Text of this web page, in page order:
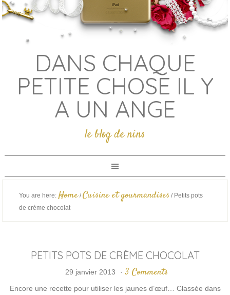
DANS CHAQUE
PETITE CHOSE IL Y
A UN ANGE
le blog de nins
You are here: Home / Cuisine et gourmandises /Petits pots
de crème chocolat
PETITS POTS DE CRÈME CHOCOLAT
29 janvier 2013 · 3 Comments
Encore une recette pour utiliser les jaunes d’œuf… Classée dans